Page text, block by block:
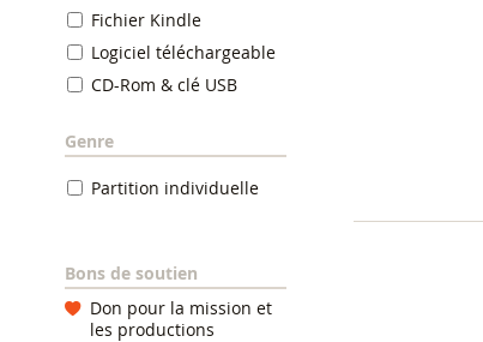
Fichier Kindle
Logiciel téléchargeable
CD-Rom & clé USB
Genre
Partition individuelle
Bons de soutien
Don pour la mission et
les productions